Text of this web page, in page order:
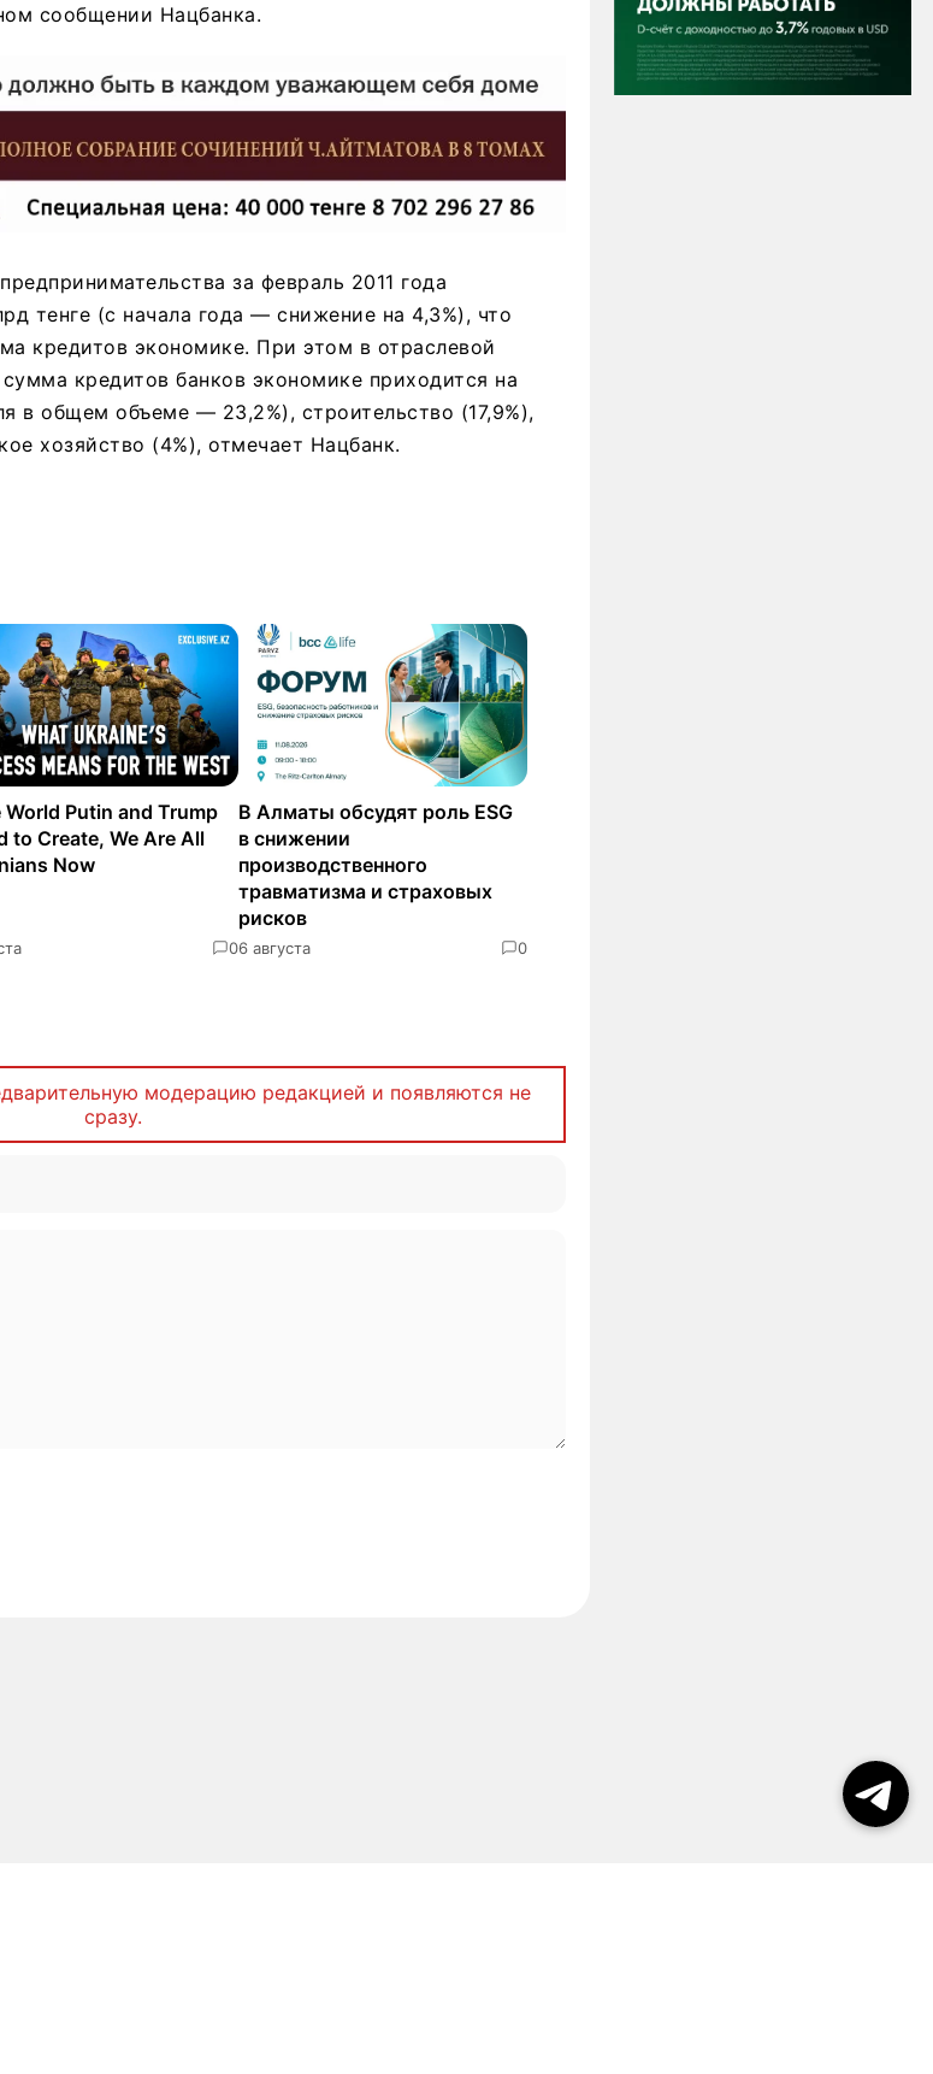
сообщении Нацбанка.
за февраль 2011 года
тенге (с начала года — снижение на 4,3%), что
кредитов экономике. При этом в отраслевой
кредитов банков экономике приходится на
в общем объеме — 23,2%), строительство (17,9%),
хозяйство (4%), отмечает Нацбанк.
World Putin and Trump
to Create, We Are All
Now
0
В Алматы обсудят роль ESG
в снижении
производственного
травматизма и страховых
рисков
6 августа 0
модерацию редакцией и появляются не
сразу.